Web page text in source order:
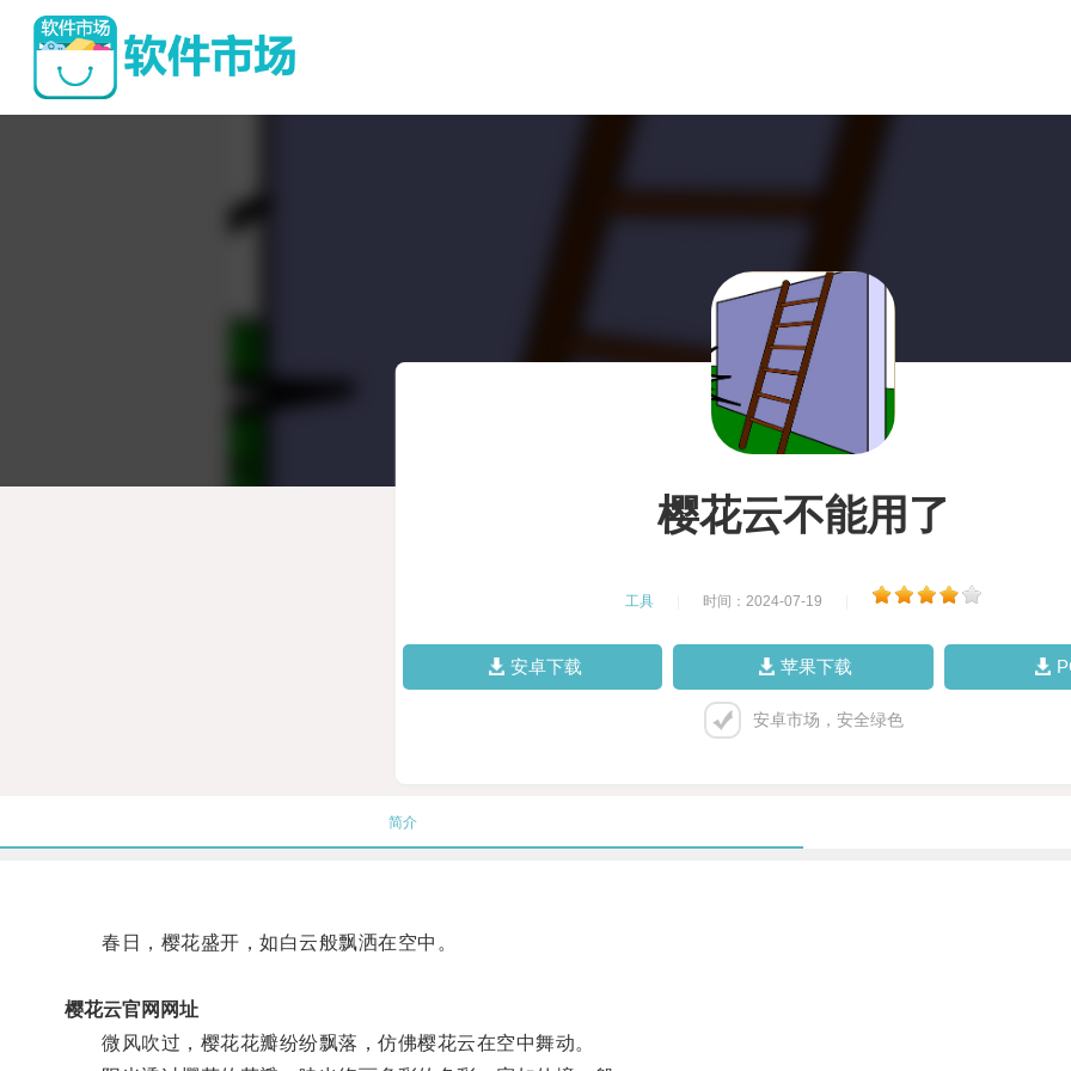
樱花云不能用了
工具 时间：2024-07-19
安卓下载 苹果下载
安卓市场，安全绿色
简介
春日，樱花盛开，如白云般飘洒在空中。
樱花云官网网址
微风吹过，樱花花瓣纷纷飘落，仿佛樱花云在空中舞动。